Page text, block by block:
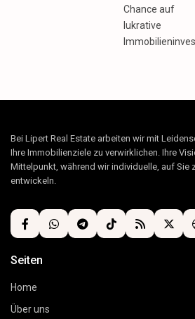
Chance auf
lukrative
Bei Lipert Real Estate arbeiten wir mit
Ihre Immobilienziele zu verwirklichen. Ihre
Mittelpunkt, während wir individuelle, auf Sie
entwickeln.
Seiten
Home
Über uns